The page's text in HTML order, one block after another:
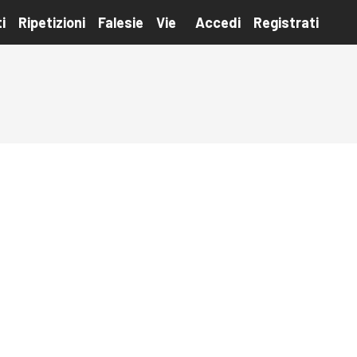
Ripetizioni Falesie Vie Accedi Registrati